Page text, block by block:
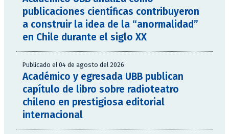
publicaciones científicas contribuyeron
a construir la idea de la “anormalidad”
en Chile durante el siglo XX
Publicado el 04 de agosto del 2026
Académico y egresada UBB publican
capítulo de libro sobre radioteatro
chileno en prestigiosa editorial
internacional